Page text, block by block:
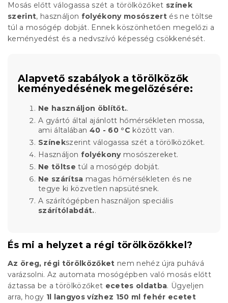
Mosás előtt válogassa szét a törölközőket színek
szerint, használjon folyékony mosószert és ne töltse
túl a mosógép dobját. Ennek köszönhetően megelőzi a
keményedést és a nedvszívó képesség csökkenését.
Alapvető szabályok a törölközők
keményedésének megelőzésére:
Ne használjon öblítőt..
A gyártó által ajánlott hőmérsékleten mossa,
ami általában 40 - 60 °C között van.
Színekszerint válogassa szét a törölközőket.
Használjon folyékonymosószereket.
Ne töltse túl a mosógép dobját.
Ne szárítsa magas hőmérsékleten és ne
tegye ki közvetlen napsütésnek.
A szárítógépben használjon speciális
szárítólabdát..
És mi a helyzet a régi törölközőkkel?
Az öreg, régi törölközőket nem nehéz újra puhává
varázsolni. Az automata mosógépben való mosás előtt
áztassa be a törölközőket ecetes oldatba. Ügyeljen
arra, hogy 1l langyos vízhez 150 ml fehér ecetet